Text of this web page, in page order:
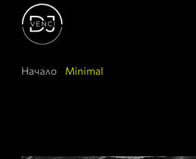
Начало Minimal